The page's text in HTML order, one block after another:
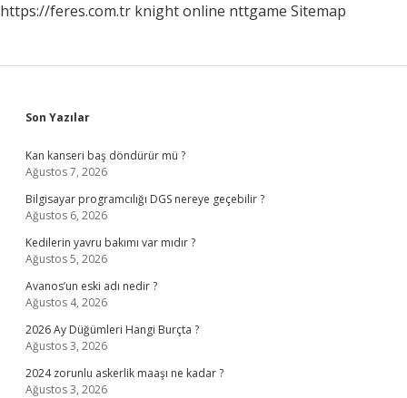
https://feres.com.tr knight online nttgame Sitemap
Sidebar
Son Yazılar
Kan kanseri baş döndürür mü ?
Ağustos 7, 2026
Bilgisayar programcılığı DGS nereye geçebilir ?
Ağustos 6, 2026
Kedilerin yavru bakımı var mıdır ?
Ağustos 5, 2026
Avanos’un eski adı nedir ?
Ağustos 4, 2026
2026 Ay Düğümleri Hangi Burçta ?
Ağustos 3, 2026
2024 zorunlu askerlik maaşı ne kadar ?
Ağustos 3, 2026